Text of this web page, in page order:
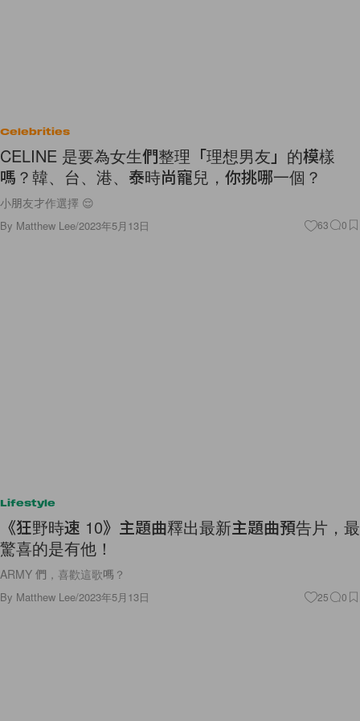
Celebrities
CELINE 是要為女生們整理「理想男友」的模樣
嗎？韓、台、港、泰時尚寵兒，你挑哪一個？
小朋友才作選擇 😌
By Matthew Lee/2023年5月13日 63 0
Lifestyle
《狂野時速 10》主題曲釋出最新主題曲預告片，最
驚喜的是有他！
ARMY 們，喜歡這歌嗎？
By Matthew Lee/2023年5月13日 25 0